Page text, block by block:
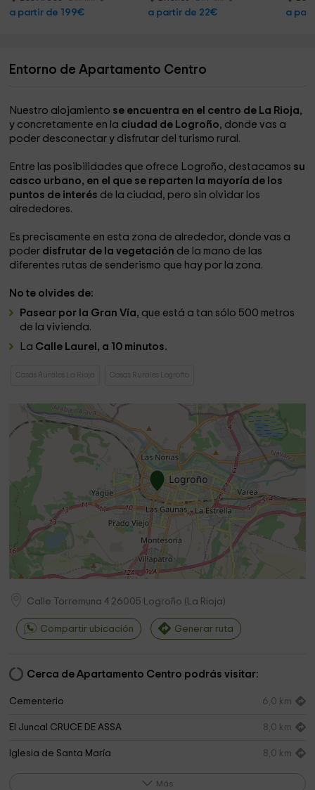
a partir de 199€ a partir de 22€ a
Entorno de Apartamento Centro
Nuestro alojamiento se encuentra en el centro de La Rioja,
y concretamente en la ciudad de Logroño, donde vas a
poder desconectar y disfrutar del turismo rural.
Entre las posibilidades que ofrece Logroño, destacamos su
casco urbano, en el que se reparten la mayoría de los
puntos de interés de la ciudad, pero sin olvidar los
alrededores.
Es precisamente en esta zona de alrededor, donde vas a
poder disfrutar de la vegetación de la mano de las
diferentes rutas de senderismo que hay por la zona.
No te olvides de:
Pasear por la Gran Vía, que está a tan sólo 500 metros
de la vivienda.
La Calle Laurel, a 10 minutos.
Casas Rurales La Rioja Casas Rurales Logroño
Calle Torremuna 4 26005 Logroño ( La Rioja)
Compartir ubicación Generar ruta
Cerca de Apartamento Centro podrás visitar:
Cementerio 6,0 km
El Juncal CRUCE DE ASSA 8,0 km
Iglesia de Santa María 8,0 km
Más